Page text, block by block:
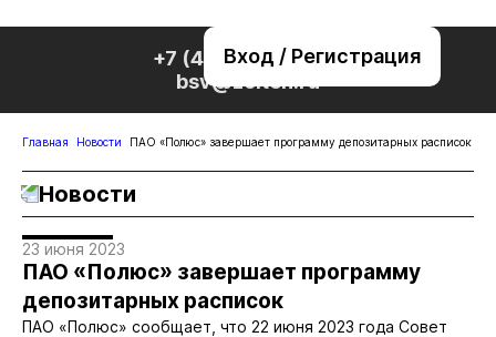
Вход / Регистрация
+7 (495) 221-76-32
bsv@zolteh.ru
Главная Новости ПАО «Полюс» завершает программу депозитарных расписок
Новости
23 июня 2023
ПАО «Полюс» завершает программу
депозитарных расписок
ПАО «Полюс» сообщает, что 22 июня 2023 года Совет